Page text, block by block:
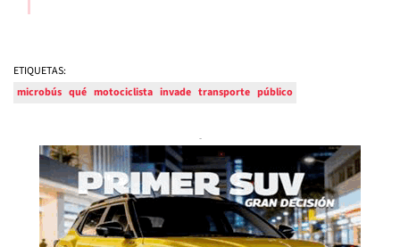
ETIQUETAS:
microbús qué motociclista invade transporte público